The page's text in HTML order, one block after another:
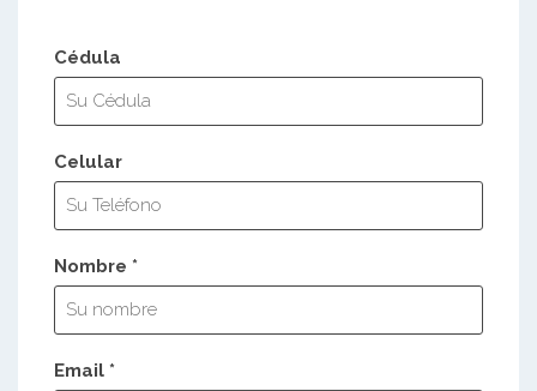
Cédula
Celular
Nombre *
Email *